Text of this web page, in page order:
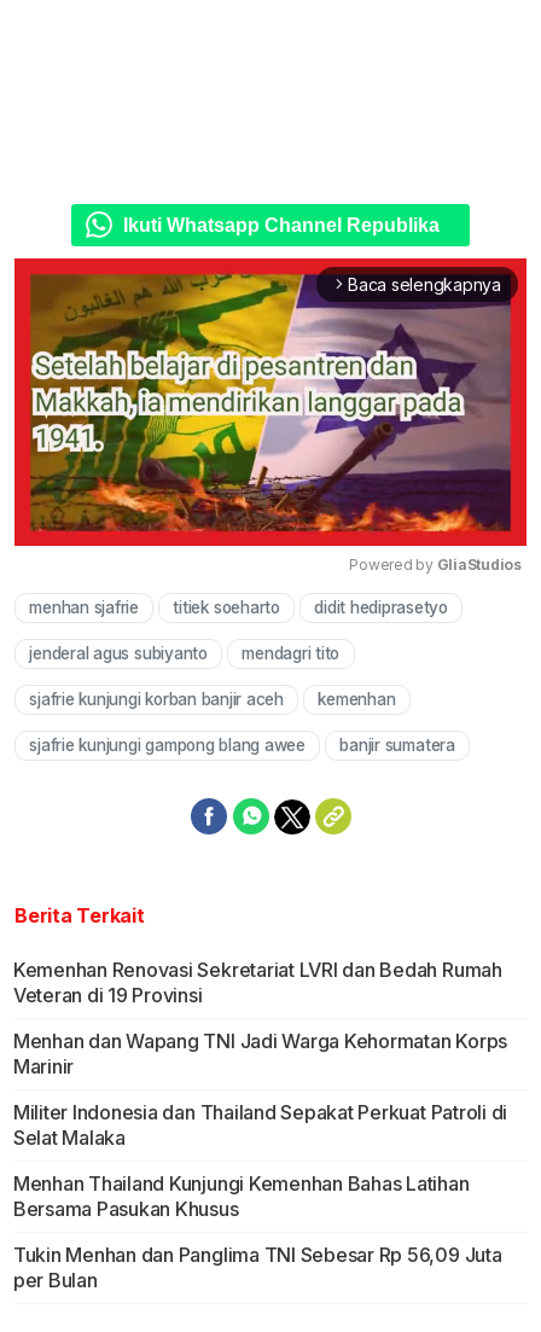
Ikuti Whatsapp Channel Republika
arrow_forward_ios Baca selengkapnya
Mute
Powered by GliaStudios
menhan sjafrie titiek soeharto didit hediprasetyo
jenderal agus subiyanto mendagri tito
sjafrie kunjungi korban banjir aceh kemenhan
sjafrie kunjungi gampong blang awee banjir sumatera
Berita Terkait
Kemenhan Renovasi Sekretariat LVRI dan Bedah Rumah
Veteran di 19 Provinsi
Menhan dan Wapang TNI Jadi Warga Kehormatan Korps
Marinir
Militer Indonesia dan Thailand Sepakat Perkuat Patroli di
Selat Malaka
Menhan Thailand Kunjungi Kemenhan Bahas Latihan
Bersama Pasukan Khusus
Tukin Menhan dan Panglima TNI Sebesar Rp 56,09 Juta
per Bulan